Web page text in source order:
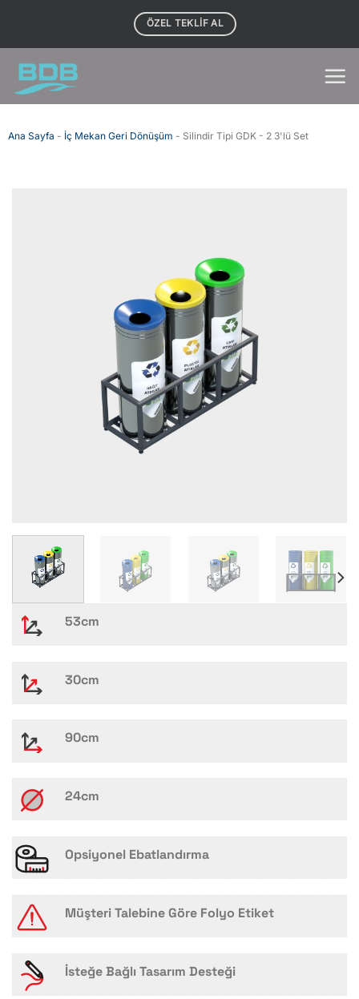
ÖZEL TEKLIF AL
Ana Sayfa - İç Mekan Geri Dönüşüm - Silindir Tipi GDK - 2 3'lü Set
53cm
30cm
90cm
24cm
Opsiyonel Ebatlandırma
Müşteri Talebine Göre Folyo Etiket
İsteğe Bağlı Tasarım Desteği